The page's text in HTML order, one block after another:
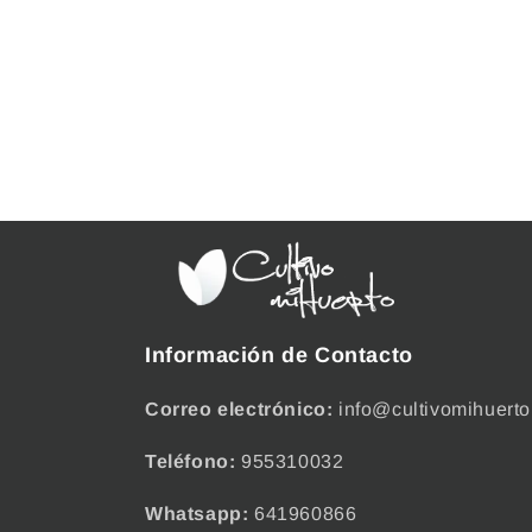
Información de Contacto
Correo electrónico:
Teléfono: 955310032
Whatsapp: 641960866